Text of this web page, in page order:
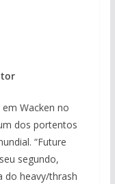
Wacken no
dos portentos
“Future
segundo,
do heavy/thrash